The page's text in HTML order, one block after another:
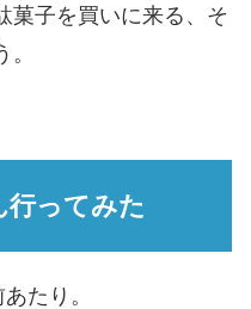
菓子を買いに来る、そ
行ってみた
たり。